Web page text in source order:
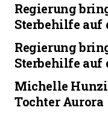
Regierung
Sterbehilfe auf
Regierung
Sterbehilfe auf
Michelle
Tochter Aurora